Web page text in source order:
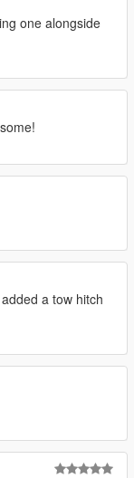
one alongside
a tow hitch